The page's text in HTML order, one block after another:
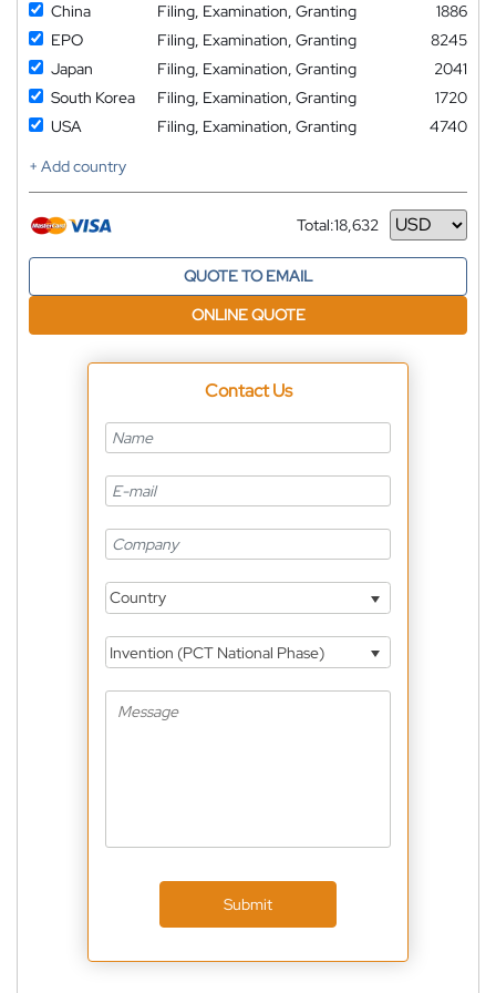
China Filing, Examination, Granting
1886
EPO
Filing, Examination, Granting
8245
Japan
Filing, Examination, Granting
2041
South Korea
Filing, Examination, Granting
1720
USA
Filing, Examination, Granting
4740
+ Add country
Total:18,632
Currency
QUOTE TO EMAIL
ONLINE QUOTE
Contact Us
Country
Invention (PCT National Phase)
Submit